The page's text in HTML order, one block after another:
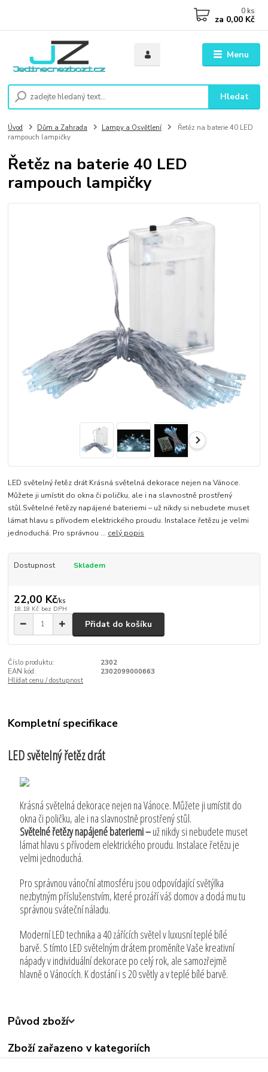
Menu
Hledat
0 ks
za 0,00 Kč
Úvod Dům a Zahrada Lampy a Osvětlení
Řetěz na baterie 40 LED
rampouch lampičky
Řetěz na baterie 40 LED
rampouch lampičky
LED světelný řetěz drát Krásná světelná dekorace nejen na Vánoce.
Můžete ji umístit do okna či poličku, ale i na slavnostně prostřený
stůl.Světelné řetězy napájené bateriemi – už nikdy si nebudete muset
lámat hlavu s přívodem elektrického proudu. Instalace řetězu je velmi
jednoduchá. Pro správnou ... celý popis
Dostupnost Skladem
22,00 Kč/ks
18,18 Kč bez DPH
Přidat do košíku
Číslo produktu:
2302
EAN kód:
2302099000663
Hlídat cenu / dostupnost
Kompletní specifikace
LED světelný řetěz drát
Krásná světelná dekorace nejen na Vánoce. Můžete ji umístit do
okna či poličku, ale i na slavnostně prostřený stůl.
Světelné řetězy napájené bateriemi –už nikdy si nebudete muset
lámat hlavu s přívodem elektrického proudu. Instalace řetězu je
velmi jednoduchá.
Pro správnou vánoční atmosféru jsou odpovídající světýlka
nezbytným příslušenstvím, které prozáří váš domov a dodá mu tu
správnou sváteční náladu.
Moderní LED technika a 40 zářících světel v luxusní teplé bílé
barvě. S tímto LED světelným drátem proměníte Vaše kreativní
nápady v individuální dekorace po celý rok, ale samozřejmě
hlavně o Vánocích. K dostání i s 20 světly a v teplé bílé barvě.
Původ zboží
Zboží zařazeno v kategoriích